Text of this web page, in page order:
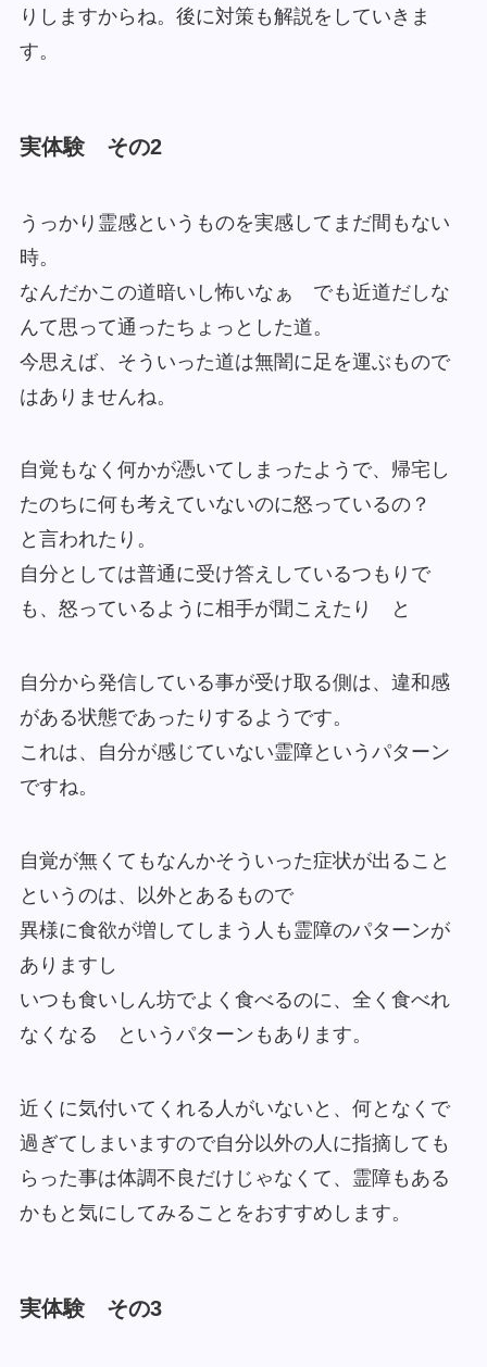
りしますからね。後に対策も解説をしていきま
す。
実体験 その2
うっかり霊感というものを実感してまだ間もない
時。
なんだかこの道暗いし怖いなぁ でも近道だしな
んて思って通ったちょっとした道。
今思えば、そういった道は無闇に足を運ぶもので
はありませんね。
自覚もなく何かが憑いてしまったようで、帰宅し
たのちに何も考えていないのに怒っているの？
と言われたり。
自分としては普通に受け答えしているつもりで
も、怒っているように相手が聞こえたり と
自分から発信している事が受け取る側は、違和感
がある状態であったりするようです。
これは、自分が感じていない霊障というパターン
ですね。
自覚が無くてもなんかそういった症状が出ること
というのは、以外とあるもので
異様に食欲が増してしまう人も霊障のパターンが
ありますし
いつも食いしん坊でよく食べるのに、全く食べれ
なくなる というパターンもあります。
近くに気付いてくれる人がいないと、何となくで
過ぎてしまいますので自分以外の人に指摘しても
らった事は体調不良だけじゃなくて、霊障もある
かもと気にしてみることをおすすめします。
実体験 その3